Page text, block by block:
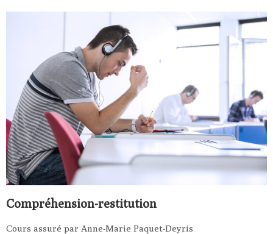
Compréhension-restitution
Cours assuré par Anne-Marie Paquet-Deyris